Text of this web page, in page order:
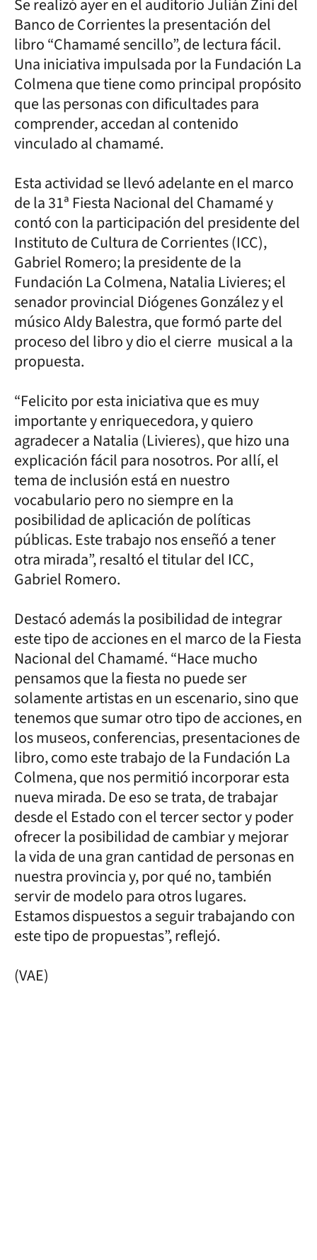
Se realizó ayer en el auditorio Julián Zini del
Banco de Corrientes la presentación del
libro “Chamamé sencillo”, de lectura fácil.
Una iniciativa impulsada por la Fundación La
Colmena que tiene como principal propósito
que las personas con dificultades para
comprender, accedan al contenido
vinculado al chamamé.
Esta actividad se llevó adelante en el marco
de la 31ª Fiesta Nacional del Chamamé y
contó con la participación del presidente del
Instituto de Cultura de Corrientes (ICC),
Gabriel Romero; la presidente de la
Fundación La Colmena, Natalia Livieres; el
senador provincial Diógenes González y el
músico Aldy Balestra, que formó parte del
proceso del libro y dio el cierre musical a la
propuesta.
“Felicito por esta iniciativa que es muy
importante y enriquecedora, y quiero
agradecer a Natalia (Livieres), que hizo una
explicación fácil para nosotros. Por allí, el
tema de inclusión está en nuestro
vocabulario pero no siempre en la
posibilidad de aplicación de políticas
públicas. Este trabajo nos enseñó a tener
otra mirada”, resaltó el titular del ICC,
Gabriel Romero.
Destacó además la posibilidad de integrar
este tipo de acciones en el marco de la Fiesta
Nacional del Chamamé. “Hace mucho
pensamos que la fiesta no puede ser
solamente artistas en un escenario, sino que
tenemos que sumar otro tipo de acciones, en
los museos, conferencias, presentaciones de
libro, como este trabajo de la Fundación La
Colmena, que nos permitió incorporar esta
nueva mirada. De eso se trata, de trabajar
desde el Estado con el tercer sector y poder
ofrecer la posibilidad de cambiar y mejorar
la vida de una gran cantidad de personas en
nuestra provincia y, por qué no, también
servir de modelo para otros lugares.
Estamos dispuestos a seguir trabajando con
este tipo de propuestas”, reflejó.
(VAE)